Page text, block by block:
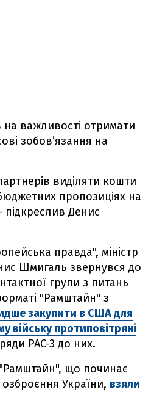
важливості отримати
зобов’язання на
виділяти кошти
пропозиціях на
підкреслив Денис
правда", міністр
Шмигаль звернувся до
групи з питань
"Рамштайн" з
закупити в США для
війську протиповітряні
PAC-3 до них.
"Рамштайн", що починає
України, взяли